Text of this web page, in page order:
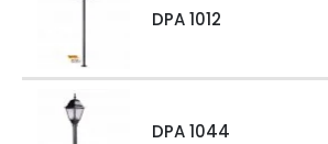
DPA 1012
DPA 1044